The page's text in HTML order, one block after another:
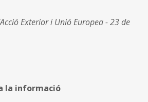
Exterior i Unió Europea - 23 de
la informació